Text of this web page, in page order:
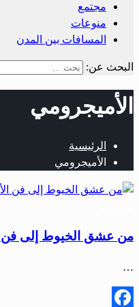
مجتمع
منوعات
المسافات بين المدن
البحث عن:
الأميجرومي
الرئيسية
الأميجرومي
من عشق الخيوط إلى فن
…